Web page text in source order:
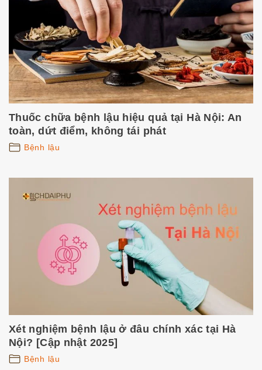
Thuốc chữa bệnh lậu hiệu quả tại Hà Nội: An
toàn, dứt điểm, không tái phát
Bệnh lậu
Xét nghiệm bệnh lậu ở đâu chính xác tại Hà
Nội? [Cập nhật 2025]
Bệnh lậu